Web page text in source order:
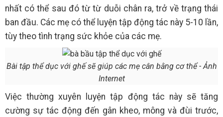
nhất có thể sau đó từ từ duỗi chân ra, trở về trạng thái
ban đầu. Các mẹ có thể luyện tập động tác này 5-10 lần,
tùy theo tình trạng sức khỏe của các mẹ.
Bài tập thể dục với ghế sẽ giúp các mẹ cân bằng cơ thể - Ảnh
Internet
Việc thường xuyên luyện tập động tác này sẽ tăng
cường sự tác động đến gân kheo, mông và đùi trước,